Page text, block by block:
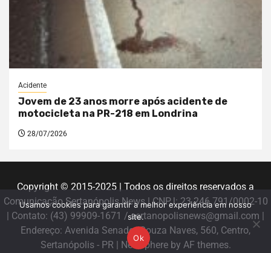
Acidente
Jovem de 23 anos morre após acidente de
motocicleta na PR-218 em Londrina
28/07/2026
Copyright © 2015-2025 | Todos os direitos reservados a
Comunicação Sertanópolis News | CNPJ: 23.246.791/0002-10
| Contato: (43) 99909-1671 / sertanopolisnews@gmail.com |
Endereço: Avenida Senador Souza Naves, 560, Centro,
Sertanópolis - PR
Newsphereby AF themes.
Usamos cookies para garantir a melhor experiência em nosso
site.
Ok